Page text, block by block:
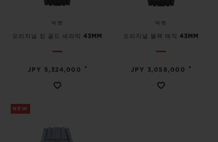
빅뱅
오리지널 킹 골드 세라믹 43MM
JPY 5,324,000 •
빅뱅
오리지널 블랙 매직 43MM
JPY 3,058,000 •
NEW